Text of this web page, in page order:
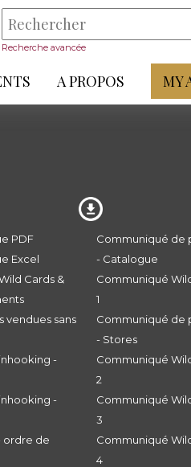
Recherche avancée
A PROPOS MY
PDF
Excel
Cards &
vendues sans
-
-
ordre de
Communiqué de
- Catalogue
Communiqué
1
Communiqué de
- Stores
Communiqué
2
Communiqué
3
Communiqué
4